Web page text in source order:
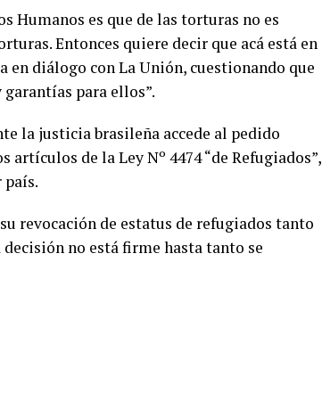
Humanos es que de las torturas no es
Entonces quiere decir que acá está en
en diálogo con La Unión, cuestionando que
para ellos”.
la justicia brasileña accede al pedido
de la Ley Nº 4474 “de Refugiados”,
revocación de estatus de refugiados tanto
no está firme hasta tanto se